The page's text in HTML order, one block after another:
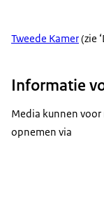
Tweede Kamer(zie
Informatie
Media kunnen
opnemen via